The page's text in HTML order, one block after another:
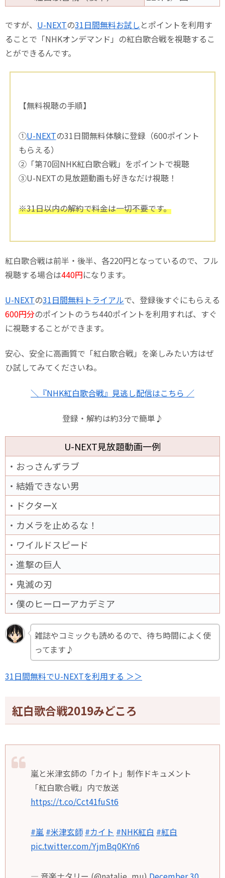
ですが、 U-NEXTの31日間無料お試し とポイントを利用す
ることで「NHKオンデマンド」の紅白歌合戦を視聴するこ
とができるんです。
【無料視聴の手順】
①U-NEXTの31日間無料体験に登録（600ポイント
もらえる）
②「第70回NHK紅白歌合戦」をポイントで視聴
③U-NEXTの見放題動画も好きなだけ視聴！
※31日以内の解約で料金は一切不要です。
紅白歌合戦は前半・後半、各220円となっているので、フル
視聴する場合は440円になります。
U-NEXTの31日間無料トライアルで、登録後すぐにもらえる
600円分のポイントのうち440ポイントを利用すれば、すぐ
に視聴することができます。
安心、安全に高画質で「紅白歌合戦」を楽しみたい方はぜ
ひ試してみてくださいね。
＼『NHK紅白歌合戦』見逃し配信はこちら ／
登録・解約は約3分で簡単♪
U-NEXT見放題動画一例
・おっさんずラブ
・結婚できない男
・ドクターX
・カメラを止めるな！
・ワイルドスピード
・進撃の巨人
・鬼滅の刃
・僕のヒーローアカデミア
雑誌やコミックも読めるので、待ち時間によく使
ってます♪
31日間無料でU-NEXTを利用する ＞＞
紅白歌合戦2019みどころ
嵐と米津玄師の「カイト」制作ドキュメント
「紅白歌合戦」内で放送
https://t.co/Cct41fuSt6
#嵐 #米津玄師 #カイト #NHK紅白 #紅白
pic.twitter.com/YjmBq0KYn6